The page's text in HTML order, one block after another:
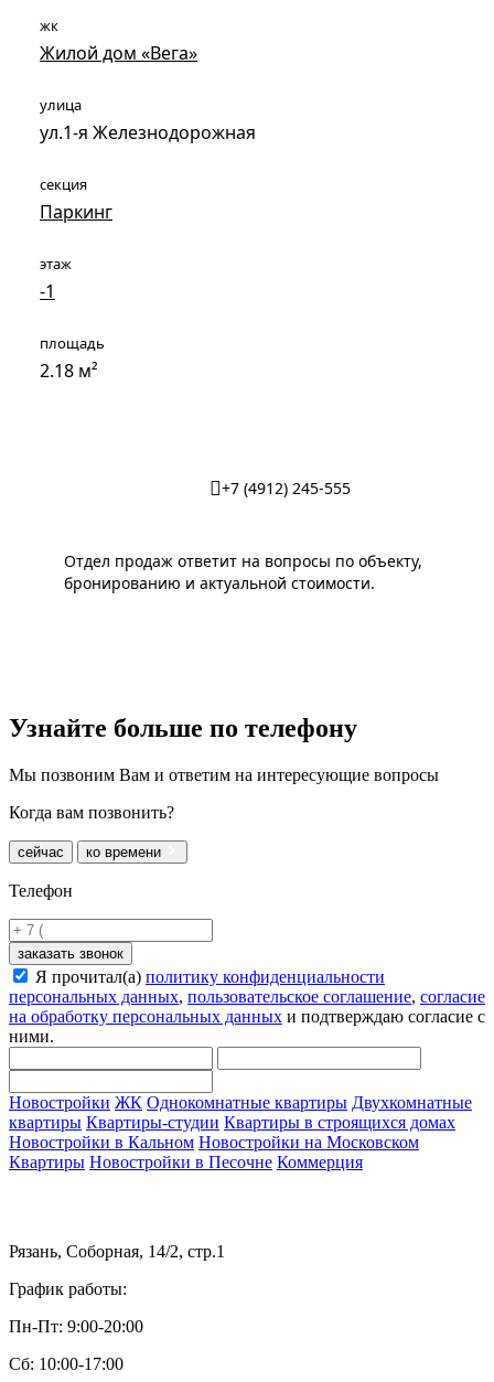
жк
Жилой дом «Вега»
улица
ул.1-я Железнодорожная
секция
Паркинг
этаж
-1
площадь
2.18 м²
+7 (4912) 245-555
Отдел продаж ответит на вопросы по объекту,
бронированию и актуальной стоимости.
Узнайте больше по телефону
Мы позвоним Вам и ответим на интересующие вопросы
Когда вам позвонить?
сейчас ко времени
Телефон
заказать звонок
Я прочитал(а) политику конфиденциальности
персональных данных, пользовательское соглашение, согласие
на обработку персональных данных и подтверждаю согласие с
ними.
Новостройки ЖК Однокомнатные квартиры Двухкомнатные
квартиры Квартиры-студии Квартиры в строящихся домах
Новостройки в Кальном Новостройки на Московском
Квартиры Новостройки в Песочне Коммерция
Рязань, Соборная, 14/2, стр.1
График работы:
Пн-Пт: 9:00-20:00
Сб: 10:00-17:00